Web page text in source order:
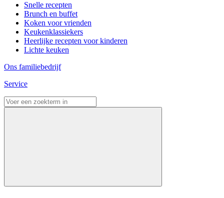
Snelle recepten
Brunch en buffet
Koken voor vrienden
Keukenklassiekers
Heerlijke recepten voor kinderen
Lichte keuken
Ons familiebedrijf
Service